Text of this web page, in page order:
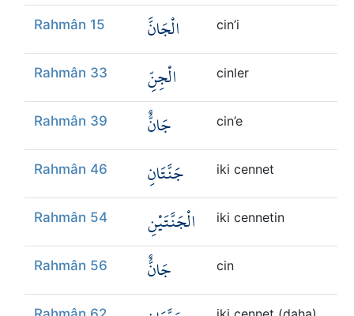
Rahmân 15 الْجَانَّ cin’i
Rahmân 33 الْجِنِّ cinler
Rahmân 39 جَانٌّ cin’e
Rahmân 46 جَنَّتَانِ iki cennet
Rahmân 54 الْجَنَّتَيْنِ iki cennetin
Rahmân 56 جَانٌّ cin